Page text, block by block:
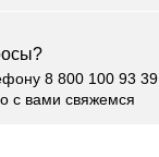
8 800 100 93 39
с вами свяжемся